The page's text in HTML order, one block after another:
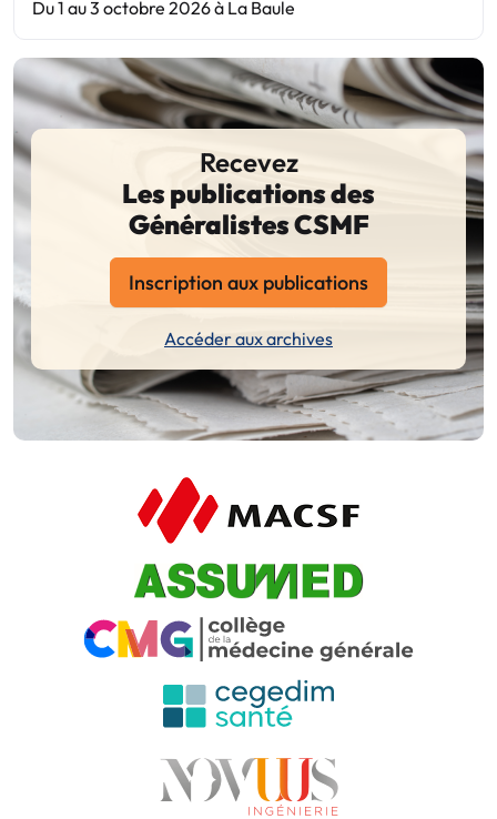
Du 1 au 3 octobre 2026 à La Baule
Recevez
Les publications des
Généralistes CSMF
Inscription aux publications
Accéder aux archives